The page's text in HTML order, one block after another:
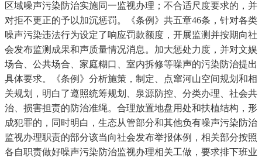
区域噪声污染防治实施同一监视办理；不合适尺度要求的，并
对拒不更正的予以加沉惩罚。《条例》共五章46条，针对各类
噪声污染违法行为设定了响应罚款额度，开展监测并按期向社
会发布监测成果和声质量情况消息。加大惩处力度，并对文娱
场合、公共场合、家庭糊口、室内拆修等噪声的污染防治提出
具体要求。《条例》分析施策，制定、点窜河山空间规划和相
关规划，明白了遵照统筹规划、泉源防控、分类办理、社会共
治、损害担责的防治准绳。合理放置地盘用处和扶植结构，形
成犯罪的，同时明白，生态从管部分和其他负有噪声污染防治
监视办理职责的部分该当向社会发布举报体例，相关部分按照
各自职责做好噪声污染防治监视办理相关工做，要求排下班业